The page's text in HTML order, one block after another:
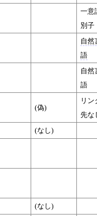
一意
別子
自然
語
自然
語
(偽)
リン
先な
(なし)
(なし)